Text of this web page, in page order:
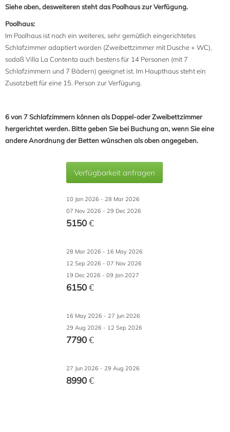
Siehe oben, desweiteren steht das Poolhaus zur Verfügung.
Poolhaus:
Im Poolhaus ist noch ein weiteres, sehr gemütlich eingerichtetes
Schlafzimmer adaptiert worden (Zweibettzimmer mit Dusche + WC),
sodaß Villa La Contenta auch bestens für 14 Personen (mit 7
Schlafzimmern und 7 Bädern) geeignet ist. Im Haupthaus steht ein
Zusatzbett für eine 15. Person zur Verfügung.
6 von 7 Schlafzimmern können als Doppel-oder Zweibettzimmer
hergerichtet werden. Bitte geben Sie bei Buchung an, wenn Sie eine
andere Anordnung der Betten wünschen als oben angegeben.
Verfügbarkeit anfragen
10 Jan 2026 - 28 Mar 2026
07 Nov 2026 - 29 Dec 2026
5150€
28 Mar 2026 - 16 May 2026
12 Sep 2026 - 07 Nov 2026
19 Dec 2026 - 09 Jan 2027
6150€
16 May 2026 - 27 Jun 2026
29 Aug 2026 - 12 Sep 2026
7790€
27 Jun 2026 - 29 Aug 2026
8990€